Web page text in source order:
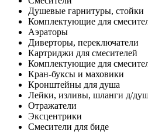
Душевые гарнитуры, стойки
Комплектующие для
Аэраторы
Диверторы, переключатели
Картриджи для смесителей
Комплектующие для
Кран-буксы и маховики
Кронштейны для душа
Лейки, изливы, шланги д/
Отражатели
Эксцентрики
Смесители для биде